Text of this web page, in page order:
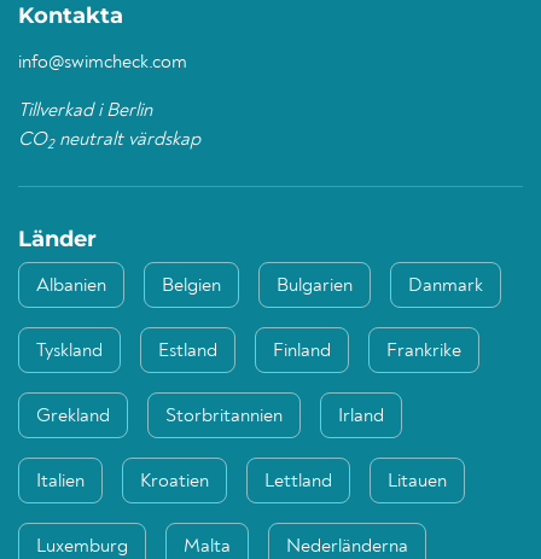
Kontakta
info@swimcheck.com
Tillverkad i Berlin
CO2neutralt värdskap
Länder
Albanien Belgien Bulgarien Danmark
Tyskland Estland Finland Frankrike
Grekland Storbritannien Irland
Italien Kroatien Lettland Litauen
Luxemburg Malta Nederländerna